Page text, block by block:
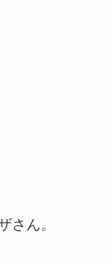
さん。